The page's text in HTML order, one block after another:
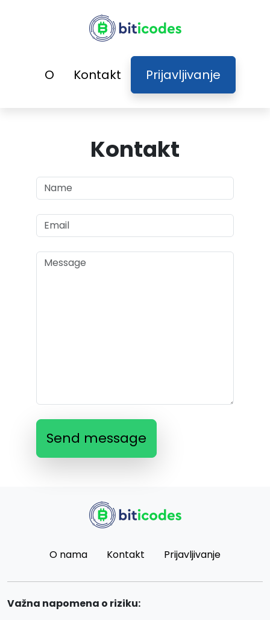
O Kontakt Prijavljivanje
Kontakt
Send message
O nama Kontakt Prijavljivanje
Važna napomena o riziku: